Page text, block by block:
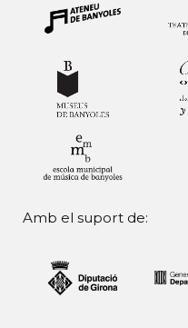
Amb el suport de: